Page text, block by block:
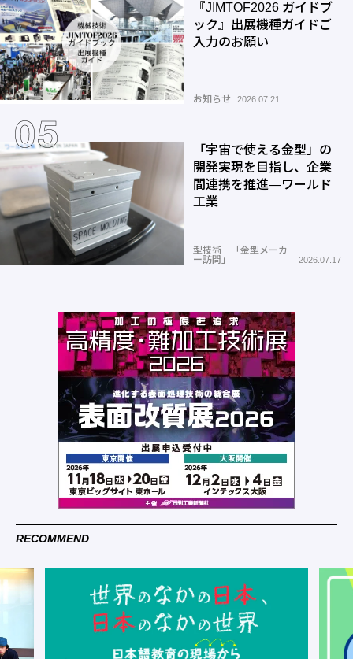
『JIMTOF2026 ガイドブ
ック』出展機種ガイドご
入力のお願い
お知らせ 2026.07.21
「宇宙で使える金型」の
開発実現を目指し、企業
間連携を推進―ワールド
工業
型技術 「金型メーカ
ー訪問」
2026.07.17
RECOMMEND